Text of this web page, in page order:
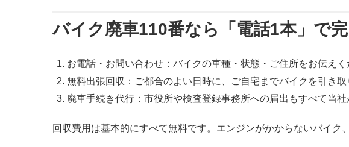
バイク廃車110番なら「電話1本」で
お電話・お問い合わせ：バイクの車種・状態・ご住所をお伝えく
無料出張回収：ご都合のよい日時に、ご自宅までバイクを引き取
廃車手続き代行：市役所や検査登録事務所への届出もすべて当
回収費用は基本的にすべて無料です。エンジンがかからないバイク